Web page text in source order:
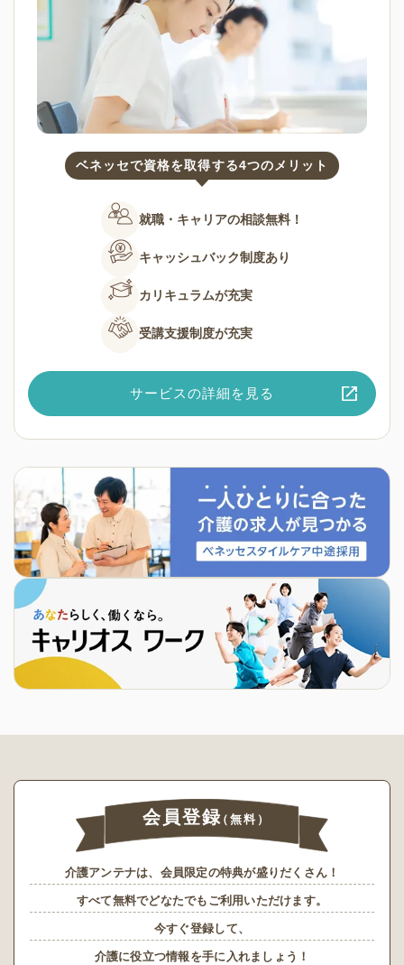
ベネッセで資格を取得する4つのメリット
就職・キャリアの相談無料！
キャッシュバック制度あり
カリキュラムが充実
受講支援制度が充実
サービスの詳細を見る
会員登録（無料）
介護アンテナは、会員限定の特典が盛りだくさん！
すべて無料でどなたでもご利用いただけます。
今すぐ登録して、
介護に役立つ情報を手に入れましょう！